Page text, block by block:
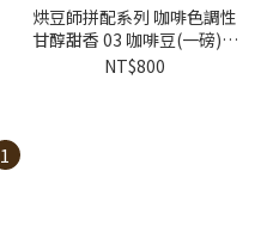
烘豆師拼配系列 咖啡色調性
甘醇甜香 03 咖啡豆(一磅)｜
中深烘焙
NT$800
1